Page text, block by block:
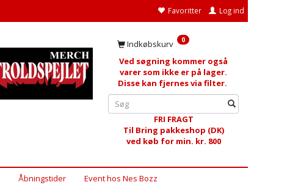
Favoritter Log ind
Indkøbskurv 0
Ved søgning kommer også
varer som ikke er på lager.
Disse kan fjernes via filter.
FRI FRAGT
Til Bring pakkeshop (DK)
ved køb for min. kr. 800
Åbningstider Event hos Nes Bozz